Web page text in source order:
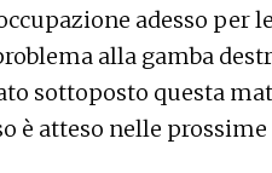
adesso per
alla gamba
sottoposto questa
atteso nelle prossime